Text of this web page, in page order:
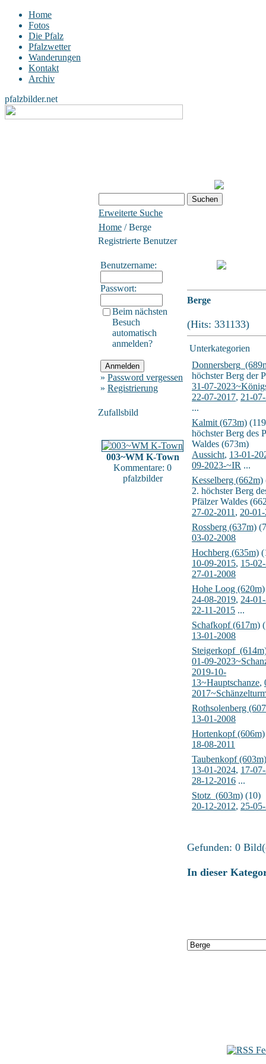
Home
Fotos
Die Pfalz
Pfalzwetter
Wanderungen
Kontakt
Archiv
pfalzbilder.net
Erweiterte Suche
Home / Berge
Registrierte Benutzer
Benutzername:
Passwort:
Beim nächsten
Besuch
automatisch
anmelden?
» Password vergessen
» Registrierung
Zufallsbild
003~WM K-Town
Kommentare: 0
pfalzbilder
Berge
(Hits: 331133)
Unterkategorien
höchster Berg der
31-07-
22-07-2017, 21-
...
Kalmit (673m)
höchster Berg des
Waldes (673m)
Aussicht, 13-01-
09-2023-~IR ...
Kesselberg (662m)
2. höchster Berg
Pfälzer Waldes
27-02-2011 , 20-
Rossberg (637m)
03-02-2008
Hochberg (635m)
10-09-2015, 15-
27-01-2008
Hohe Loog (620m)
24-08-2019, 24-
22-11-2015 ...
Schafkopf (617m)
13-01-2008
01-09-
2019-10-
13~Hauptschanze,
Rothsolenberg
13-01-2008
Hortenkopf (606m)
18-08-2011
Taubenkopf (603m)
13-01-2024, 17-
28-12-2016 ...
Stotz_(603m) (10)
20-12-2012, 25-
Gefunden: 0
In dieser